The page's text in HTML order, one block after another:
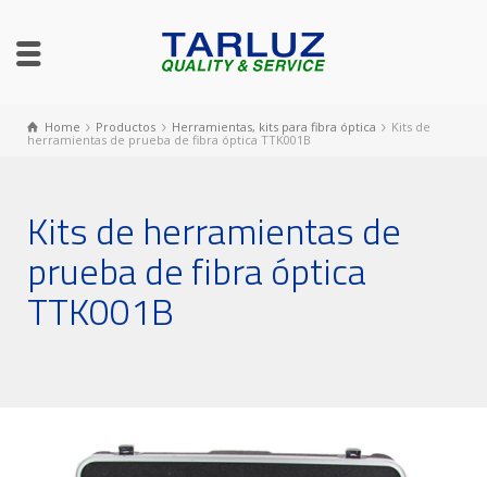
Home Productos Herramientas, kits para fibra óptica
Kits de
herramientas de prueba de fibra óptica TTK001B
Kits de herramientas de
prueba de fibra óptica
TTK001B